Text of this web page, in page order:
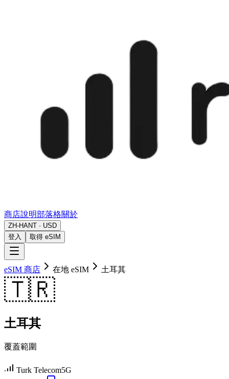
商店說明部落格關於
ZH-HANT · USD
登入
取得 eSIM
eSIM 商店 在地 eSIM 土耳其
🇹🇷
土耳其
覆蓋範圍
Turk Telecom5G